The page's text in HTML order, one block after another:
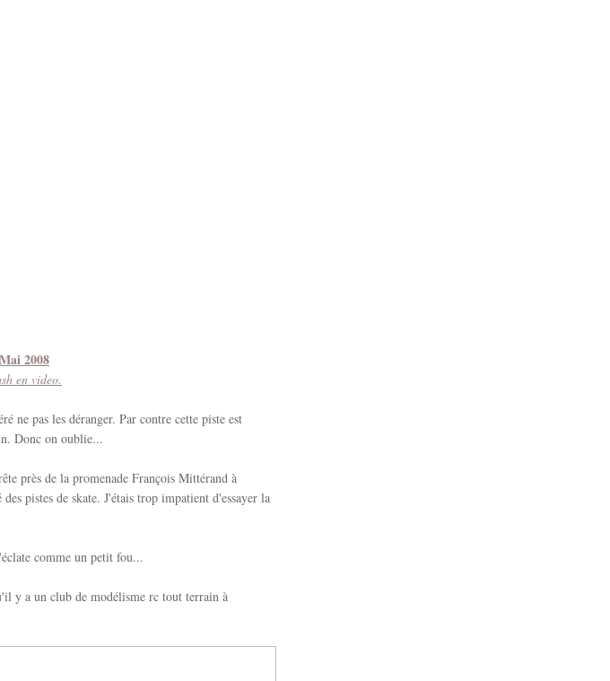
2008
en video.
ne pas les déranger. Par contre cette piste est
Donc on oublie...
près de la promenade François Mittérand à
des pistes de skate. J'étais trop impatient d'essayer la
comme un petit fou...
y a un club de modélisme rc tout terrain à